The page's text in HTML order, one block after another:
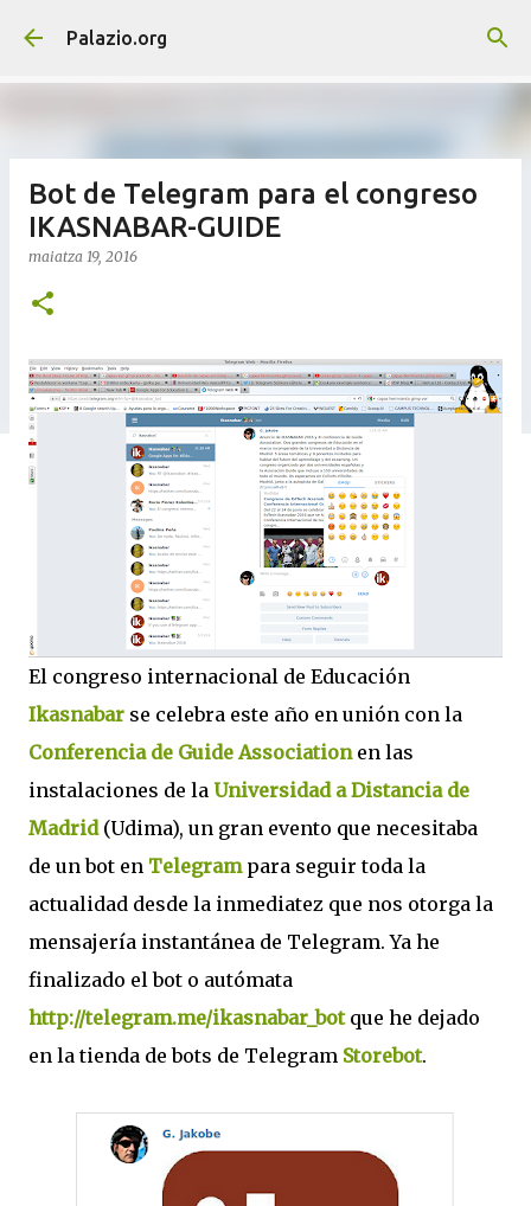
Saltatu eta joan eduki nagusira
Palazio.org
Bot de Telegram para el congreso
IKASNABAR-GUIDE
maiatza 19, 2016
El congreso internacional de Educación
Ikasnabar se celebra este año en unión con la
Conferencia de Guide Associationen las
instalaciones de la Universidad a Distancia de
Madrid(Udima), un gran evento que necesitaba
de un bot en Telegrampara seguir toda la
actualidad desde la inmediatez que nos otorga la
mensajería instantánea de Telegram. Ya he
finalizado el bot o autómata
http://telegram.me/ikasnabar_bot que he dejado
en la tienda de bots de Telegram Storebot.